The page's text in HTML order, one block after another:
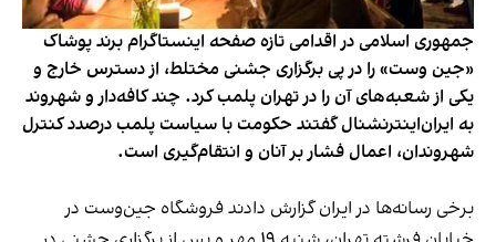
جمهوری اسلامی در اقدامی تازه صفحه اینستاگرام برند پوشاک
«جین وست» را در پی برگزاری جشنی مختلط، از دسترس خارج و
یکی از شعبه‌های آن را در تهران پلمب کرد. چند کافه‌‌دار و شهروند
به ایران‌اینترنشنال گفتند حکومت با سیاست پلمب درصدد کنترل
شهروندان، اعمال فشار بر آنان و انتقام‌گیری است.
برخی رسانه‌ها در ایران گزارش دادند فروشگاه جین‌وست در